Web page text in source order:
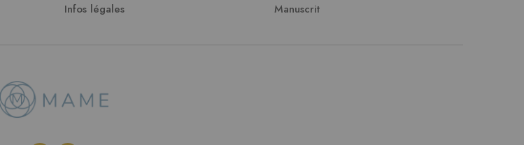
Infos légales
Manuscrit